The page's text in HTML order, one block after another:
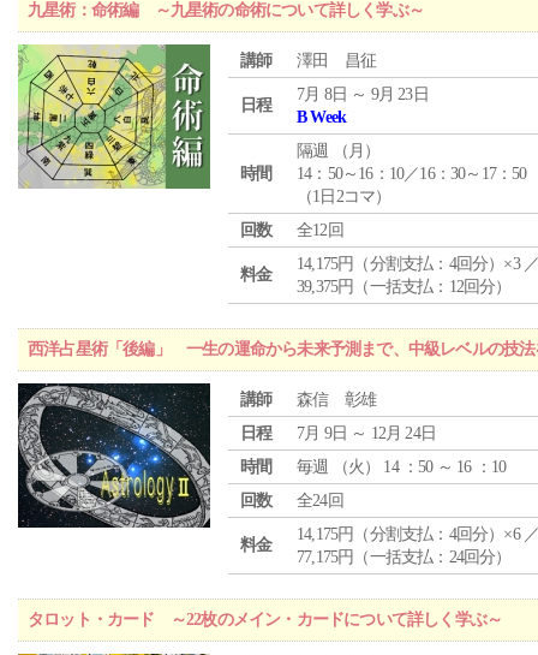
九星術：命術編 ～九星術の命術について詳しく学ぶ～
講師 澤田 昌征
日程
7月 8日 ～ 9月 23日
B Week
時間
隔週 （ 月 ）
14：50～16：10／16：30～17：50
（1日2コマ）
回数
全12回
料金
14,175円（分割支払：4回分）×3
39,375円（一括支払：12回分）
西洋占星術「後編」 一生の運命から未来予測まで、中級レベルの技法
講師
森信 彰雄
日程
7月 9日 ～ 12月 24日
時間
毎週 （火 ） 14 ：50 ～ 16 ：10
回数
全24回
料金
14,175円（分割支払：4回分）×6
77,175円（一括支払：24回分）
タロット・カード ～22枚のメイン・カードについて詳しく学ぶ～